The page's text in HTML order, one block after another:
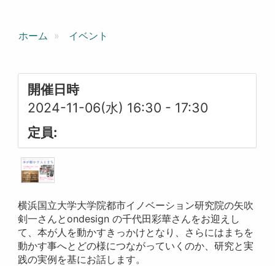
ホーム イベント
開催日時
2024-11-06(水) 16:30 - 17:30
定員:
横浜国立大学大学院都市イノベーション研究院の矢吹
剣一さんとondesign の千代田彩華さんをお迎えし
て、本が人を動かすきっかけとなり、さらにはまちを
動かす事へとどの様につながっていくのか、研究と実
践の実例を基にお話します。